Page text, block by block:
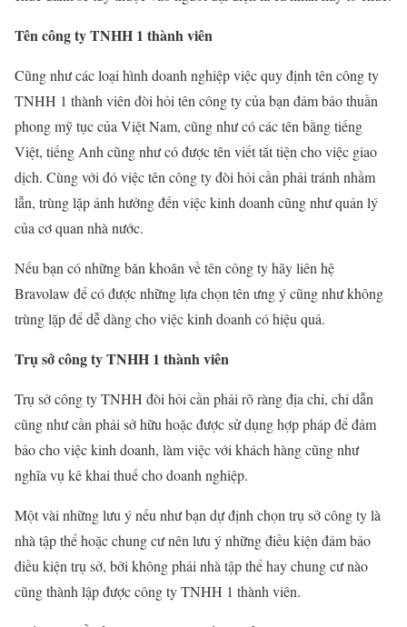
Tên công ty TNHH 1 thành viên
Cũng như các loại hình doanh nghiệp việc quy định tên công ty
TNHH 1 thành viên đòi hỏi tên công ty của bạn đảm bảo thuần
phong mỹ tục của Việt Nam, cũng như có các tên bằng tiếng
Việt, tiếng Anh cũng như có được tên viết tắt tiện cho việc giao
dịch. Cùng với đó việc tên công ty đòi hỏi cần phải tránh nhầm
lẫn, trùng lặp ảnh hưởng đến việc kinh doanh cũng như quản lý
của cơ quan nhà nước.
Nếu bạn có những băn khoăn về tên công ty hãy liên hệ
Bravolaw để có được những lựa chọn tên ưng ý cũng như không
trùng lặp để dễ dàng cho việc kinh doanh có hiệu quả.
Trụ sở công ty TNHH 1 thành viên
Trụ sở công ty TNHH đòi hỏi cần phải rõ ràng địa chỉ, chỉ dẫn
cũng như cần phải sở hữu hoặc được sử dụng hợp pháp để đảm
bảo cho việc kinh doanh, làm việc với khách hàng cũng như
nghĩa vụ kê khai thuế cho doanh nghiệp.
Một vài những lưu ý nếu như bạn dự định chọn trụ sở công ty là
nhà tập thể hoặc chung cư nên lưu ý những điều kiện đảm bảo
điều kiện trụ sở, bởi không phải nhà tập thể hay chung cư nào
cũng thành lập được công ty TNHH 1 thành viên.